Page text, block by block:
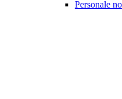
Personale